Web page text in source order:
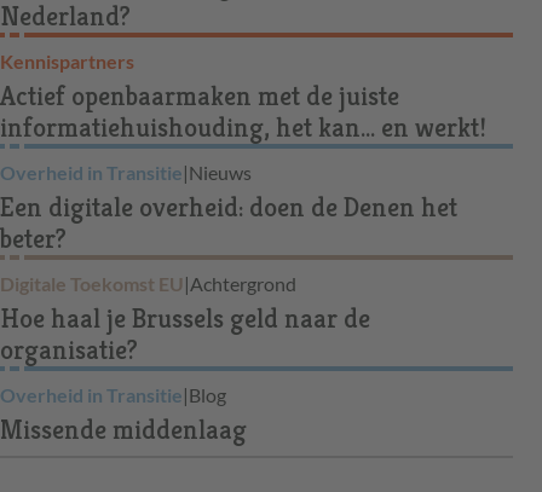
Nederland?
Kennispartners
Actief openbaarmaken met de juiste
informatiehuishouding, het kan... en werkt!
Overheid in Transitie|Nieuws
Een digitale overheid: doen de Denen het
beter?
Digitale Toekomst EU |Achtergrond
Hoe haal je Brussels geld naar de
organisatie?
Overheid in Transitie|Blog
Missende middenlaag